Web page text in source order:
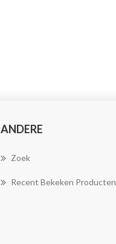
ANDERE
Zoek
Recent Bekeken Producten